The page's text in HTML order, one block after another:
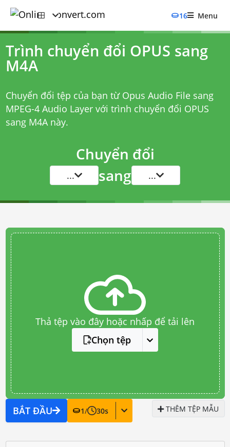
16 Menu
Trình chuyển đổi OPUS sang
M4A
Chuyển đổi tệp của bạn từ Opus Audio File sang
MPEG-4 Audio Layer với trình chuyển đổi OPUS
sang M4Anày.
Chuyển đổi
... sang ...
Thả tệp vào đây hoặc nhấp để tải lên
Chọn tệp
BẮT ĐẦU 1/ 30s THÊM TỆP MẪU